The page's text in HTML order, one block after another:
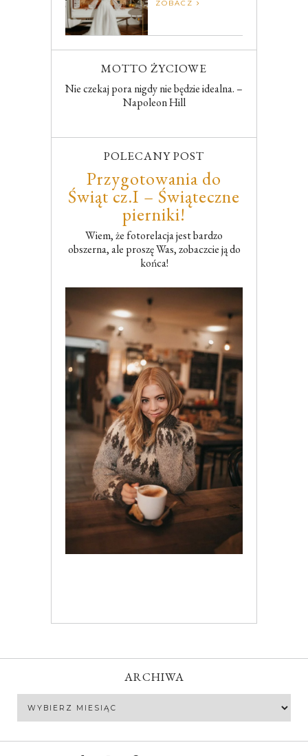
ZOBACZ
MOTTO ŻYCIOWE
Nie czekaj pora nigdy nie będzie idealna. –
Napoleon Hill
POLECANY POST
Przygotowania do
Świąt cz.I – Świąteczne
pierniki!
Wiem, że fotorelacja jest bardzo
obszerna, ale proszę Was, zobaczcie ją do
końca!
ARCHIWA
Archiwa